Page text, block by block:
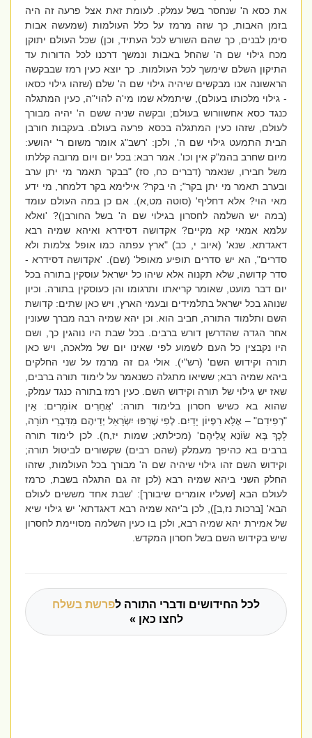
את כסא ה' שנחסר בשל עמלק. לעומת זאת אצל פרעה זה היה
בזמן האבות, כך שזה מרמז על כלל העולמות (שמעשה אבות
סימן לבנים, כך שהם השורש לכל העתיד, וכן) שכל העולם יתוקן
מכח גילוי שם ה' שהחל באבות ונמשך דרכנו לכל הדורות עד
התיקון השלם שימשך לכל העולמות. כך יוצא כעין רמז שבבקשה
הראשונה אנו מבקשים שיהיה גילוי שם ה' שלם (שזהו גילוי כסאו
- גילוי מלכותו בעולם), שיתמלא שמו מי'ה להוי"ה, כעין המתגלה
כנגד כסא אחשוורוש בעולם; ובקשה שניה ששם ה' יהיה מבורך
לעולם, שזהו כעין המתגלה בכסא פרעה בעולם. בעקבות חורבן
הבית התמעט גילוי שם ה', ולכן: 'רשב"ג אומר משום ר' יהושע:
מיום שחרב בהמ"ק אין וכו'. אמר רבא: בכל יום ויום מרובה קללתו
משל חבירו, שנאמר (דברים כח, סז) "בבקר תאמר מי יתן ערב
ובערב תאמר מי יתן בקר"; הי בקר? אילימא בקר דלמחר, מי ידע
מאי הוי? אלא דחליף' (סוטה מט,א). אם כן במה העולם עומד
(במה יש השלמה לחסרון בגילוי שם ה' בשל החורבן)? 'ואלא
עלמא אמאי קא מקיים? אקדושה דסידרא ואיהא שמיה רבא
דאגדתא. שנא' (איוב י, כב) "ארץ עפתה כמו אופל צלמות ולא
סדרים", הא יש סדרים תופיע מאופל' (שם). 'אקדושה דסידרא -
סדר קדושה, שלא תקנוה אלא שיהו כל ישראל עוסקין בתורה בכל
יום דבר מועט, שאומר קריאתו ותרגומו והן כעוסקין בתורה. וכיון
שנוהג בכל ישראל בתלמידים ובעמי הארץ, ויש כאן שתים: קדושת
השם ותלמוד התורה, חביב הוא. וכן יהא שמיה רבה מברך שעונין
אחר הגדה שהדרשן דורש ברבים. בכל שבת היו נוהגין כך, ושם
היו נקבצין כל העם לשמוע לפי שאינו יום של מלאכה, ויש כאן
תורה וקידוש השם' (רש"י). אולי גם זה מרמז על שני החלקים
ביהא שמיה רבא; ששיאו מתגלה כשנאמר על לימוד תורה ברבים,
שאז יש גילוי של תורה וקידוש השם. כעין רמז בתורה כנגד עמלק,
שהוא בא כשיש חסרון בלימוד תורה: 'אֲחֵרִים אוֹמְרִים: אֵין
"רְפִידִם" – אֶלָּא רִפְיוֹן יָדַיִם. לְפִי שֶׁרִפּוּ יִשְׂרָאֵל יְדֵיהֶם מִדִּבְרֵי תוֹרָה,
לְכָךְ בָּא שׂוֹנֵא עֲלֵיהֶם' (מכילתא; שמות יז,ח). לכן לימוד תורה
ברבים בא כהיפך מעמלק (שהם רבים) שקשורים לביטול תורה;
וקידוש השם זהו גילוי שיהיה שם ה' מבורך בכל העולמות, שזהו
החלק השני ביהא שמיה רבא (לכן זה גם התגלה בשבת, כרמז
לעולם הבא [שעליו אומרים שיבורך]: 'שבת אחד מששים לעולם
הבא' [ברכות נז,ב]), לכן ב'יהא שמיה רבא דאגדתא' יש גילוי שיא
של אמירת יהא שמיה רבא, ולכן בו כעין השלמה מסויימת לחסרון
שיש בקידוש השם בשל חסרון המקדש.
לכל החידושים ודברי התורה לפרשת בשלח
לחצו כאן »